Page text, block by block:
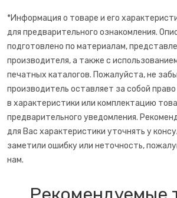
*Информация о товаре и его
для предварительного ознакомления.
подготовлено по материалам,
производителя, а также с
печатных каталогов. Пожалуйста, не
производитель оставляет за собой
в характеристики или комплектацию
предварительного уведомления.
для Вас характеристики уточнять у
заметили ошибку или неточность,
нам.
Термопоты
Точилки для ножей электрические
Фритюрницы
Хлебопечки
Чайный автомат